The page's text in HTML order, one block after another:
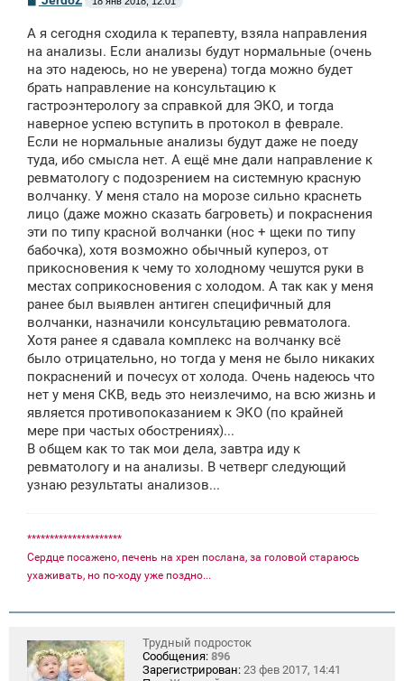
б
щ
н
и
А я сегодня сходила к терапевту, взяла направления
на анализы. Если анализы будут нормальные (очень
на это надеюсь, но не уверена) тогда можно будет
брать направление на консультацию к
гастроэнтерологу за справкой для ЭКО, и тогда
наверное успею вступить в протокол в феврале.
Если не нормальные анализы будут даже не поеду
туда, ибо смысла нет. А ещё мне дали направление к
ревматологу с подозрением на системную красную
волчанку. У меня стало на морозе сильно краснеть
лицо (даже можно сказать багроветь) и покраснения
эти по типу красной волчанки (нос + щеки по типу
бабочка), хотя возможно обычный купероз, от
прикосновения к чему то холодному чешутся руки в
местах соприкосновения с холодом. А так как у меня
ранее был выявлен антиген специфичный для
волчанки, назначили консультацию ревматолога.
Хотя ранее я сдавала комплекс на волчанку всё
было отрицательно, но тогда у меня не было никаких
покраснений и почесух от холода. Очень надеюсь что
нет у меня СКВ, ведь это неизлечимо, на всю жизнь и
является противопоказанием к ЭКО (по крайней
мере при частых обострениях)...
В общем как то так мои дела, завтра иду к
ревматологу и на анализы. В четверг следующий
узнаю результаты анализов...
*********************
Сердце посажено, печень на хрен послана, за головой стараюсь
ухаживать, но по-ходу уже поздно...
Трудный подросток
Сообщения: 896
Зарегистрирован: 23 фев 2017, 14:41